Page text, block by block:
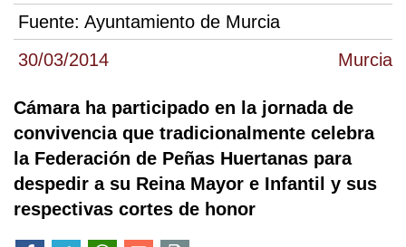
30/03/2014 Murcia
Fuente: Ayuntamiento de Murcia
Cámara ha participado en la jornada de
convivencia que tradicionalmente celebra
la Federación de Peñas Huertanas para
despedir a su Reina Mayor e Infantil y sus
respectivas cortes de honor